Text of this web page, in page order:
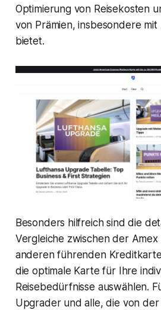
Optimierung von Reisekosten
von Prämien, insbesondere mit
bietet.
Besonders hilfreich sind die
Vergleiche zwischen der Amex
anderen führenden
die optimale Karte für Ihre
Reisebedürfnisse auswählen.
Upgrader und alle, die von der